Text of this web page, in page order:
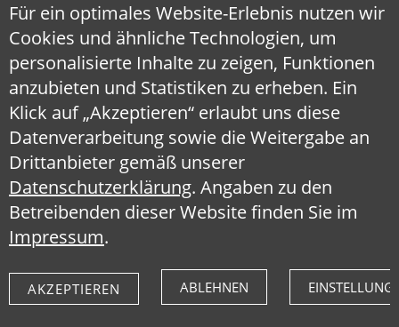
Für ein optimales Website-Erlebnis nutzen wir
Cookies und ähnliche Technologien, um
personalisierte Inhalte zu zeigen, Funktionen
anzubieten und Statistiken zu erheben. Ein
Klick auf „Akzeptieren“ erlaubt uns diese
Datenverarbeitung sowie die Weitergabe an
Drittanbieter gemäß unserer
Datenschutzerklärung. Angaben zu den
Betreibenden dieser Website finden Sie im
Impressum.
ABLEHNEN
AKZEPTIEREN